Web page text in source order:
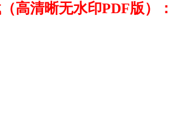
高清晰无水印PDF版）